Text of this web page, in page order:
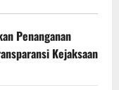
Penanganan
Kejaksaan